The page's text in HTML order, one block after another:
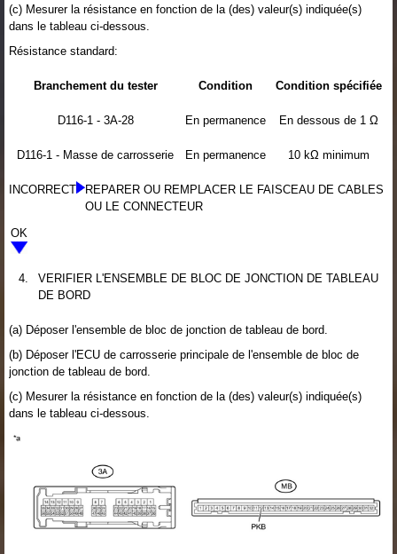
(c) Mesurer la résistance en fonction de la (des) valeur(s) indiquée(s)
dans le tableau ci-dessous.
Résistance standard:
Branchement du tester Condition Condition spécifiée
D116-1 - 3A-28 En permanence En dessous de 1 Ω
D116-1 - Masse de carrosserie En permanence 10 kΩ minimum
INCORRECT
REPARER OU REMPLACER LE FAISCEAU DE CABLES
OU LE CONNECTEUR
OK
4.
VERIFIER L'ENSEMBLE DE BLOC DE JONCTION DE TABLEAU
DE BORD
(a) Déposer l'ensemble de bloc de jonction de tableau de bord.
(b) Déposer l'ECU de carrosserie principale de l'ensemble de bloc de
jonction de tableau de bord.
(c) Mesurer la résistance en fonction de la (des) valeur(s) indiquée(s)
dans le tableau ci-dessous.